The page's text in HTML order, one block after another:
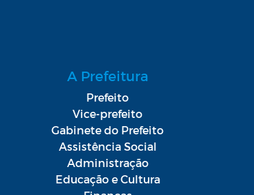
A Prefeitura
Prefeito
Vice-prefeito
Gabinete do Prefeito
Assistência Social
Administração
Educação e Cultura